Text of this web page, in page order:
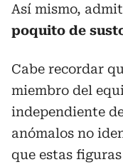
Así mismo,
poquito de
Cabe recordar
miembro del
independiente
anómalos no
que estas